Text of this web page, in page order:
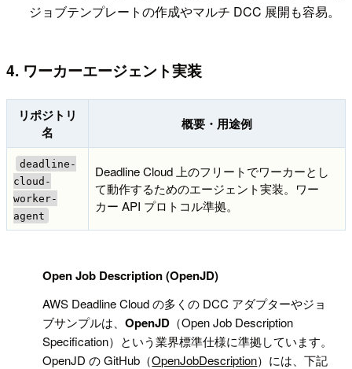
ジョブテンプレートの作成やマルチ DCC 展開も容易。
4. ワーカーエージェント実装
リポジトリ
名
概要・用途例
deadline-
cloud-
worker-
agent
Deadline Cloud 上のフリートでワーカーとし
て動作するためのエージェント実装。ワー
カー API プロトコル準拠。
Open Job Description (OpenJD)
AWS Deadline Cloud の多くの DCC アダプターやジョ
ブサンプルは、OpenJD （Open Job Description
Specification）という業界標準仕様に準拠しています。
OpenJD の GitHub（OpenJobDescription）には、下記